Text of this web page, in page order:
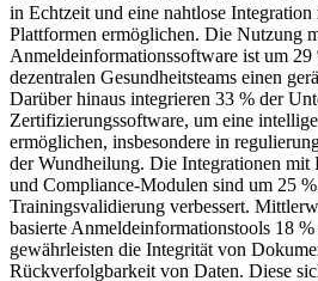
in Echtzeit und eine nahtlose
Plattformen ermöglichen. Die Nutzung
Anmeldeinformationssoftware ist um 29
dezentralen Gesundheitsteams einen
Darüber hinaus integrieren 33 % der
Zertifizierungssoftware, um eine
ermöglichen, insbesondere in
der Wundheilung. Die Integrationen mit
und Compliance-Modulen sind um 25
Trainingsvalidierung verbessert.
basierte Anmeldeinformationstools 18
gewährleisten die Integrität von
Rückverfolgbarkeit von Daten. Diese